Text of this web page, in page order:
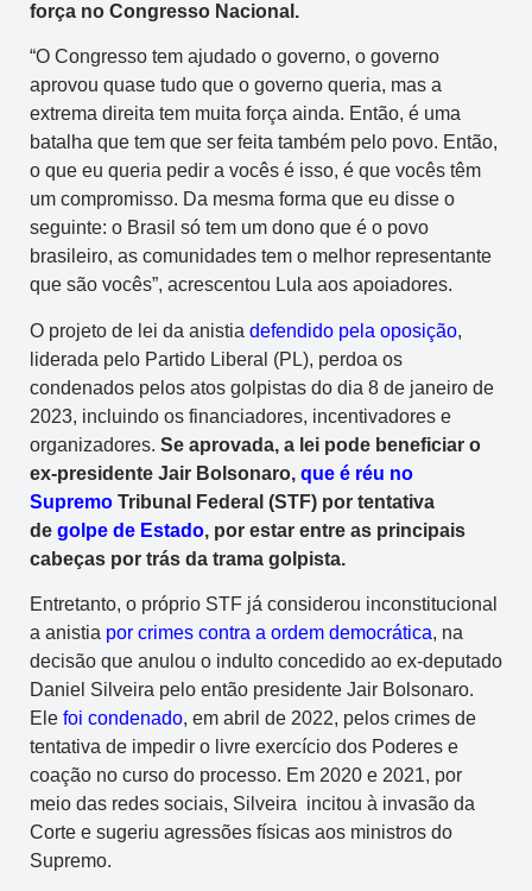
força no Congresso Nacional.
“O Congresso tem ajudado o governo, o governo
aprovou quase tudo que o governo queria, mas a
extrema direita tem muita força ainda. Então, é uma
batalha que tem que ser feita também pelo povo. Então,
o que eu queria pedir a vocês é isso, é que vocês têm
um compromisso. Da mesma forma que eu disse o
seguinte: o Brasil só tem um dono que é o povo
brasileiro, as comunidades tem o melhor representante
que são vocês”, acrescentou Lula aos apoiadores.
O projeto de lei da anistia defendido pela oposição,
liderada pelo Partido Liberal (PL), perdoa os
condenados pelos atos golpistas do dia 8 de janeiro de
2023, incluindo os financiadores, incentivadores e
organizadores. Se aprovada, a lei pode beneficiar o
ex-presidente Jair Bolsonaro, que é réu no
Supremo Tribunal Federal (STF) por tentativa
de golpe de Estado, por estar entre as principais
cabeças por trás da trama golpista.
Entretanto, o próprio STF já considerou inconstitucional
a anistia por crimes contra a ordem democrática, na
decisão que anulou o indulto concedido ao ex-deputado
Daniel Silveira pelo então presidente Jair Bolsonaro.
Ele foi condenado, em abril de 2022, pelos crimes de
tentativa de impedir o livre exercício dos Poderes e
coação no curso do processo. Em 2020 e 2021, por
meio das redes sociais, Silveira incitou à invasão da
Corte e sugeriu agressões físicas aos ministros do
Supremo.